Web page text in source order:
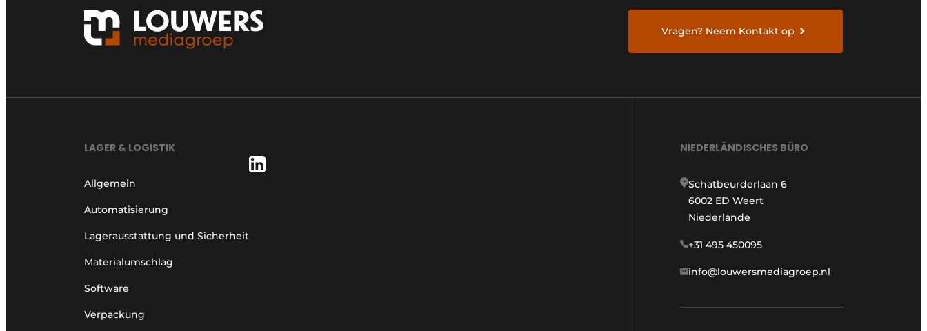
Vragen? Neem Kontakt op
LAGER & LOGISTIK
Allgemein
Automatisierung
Lagerausstattung und Sicherheit
Materialumschlag
Software
Verpackung
NIEDERLÄNDISCHES BÜRO
Schatbeurderlaan 6
6002 ED Weert
Niederlande
+31 495 450095
info@louwersmediagroep.nl